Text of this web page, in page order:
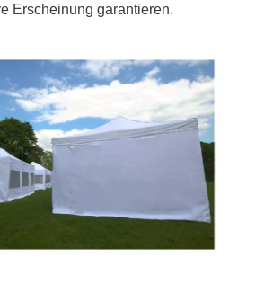
Erscheinung garantieren.